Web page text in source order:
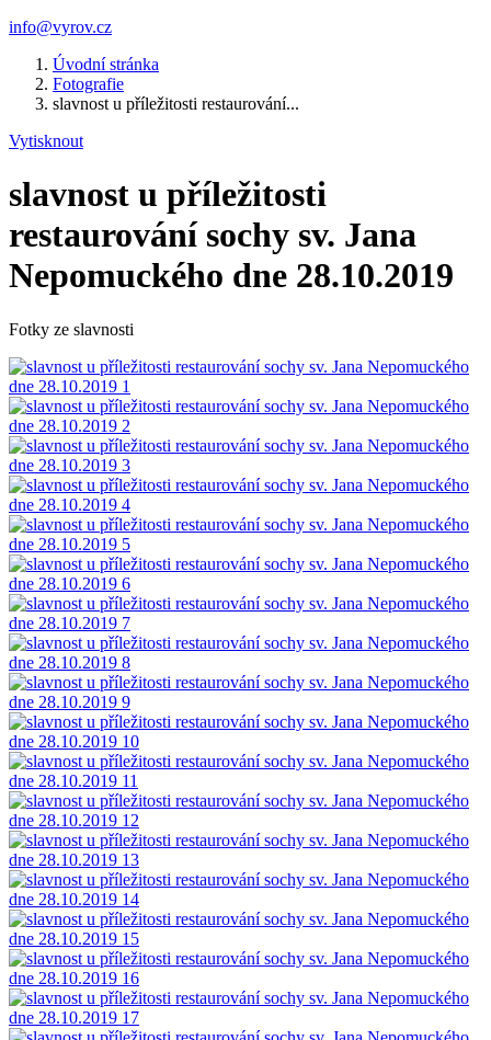
info@vyrov.cz
Úvodní stránka
Fotografie
slavnost u příležitosti restaurování...
Vytisknout
slavnost u příležitosti
restaurování sochy sv. Jana
Nepomuckého dne 28.10.2019
Fotky ze slavnosti